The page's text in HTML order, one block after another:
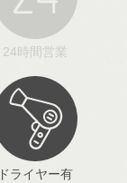
24時間営業
ドライヤー有